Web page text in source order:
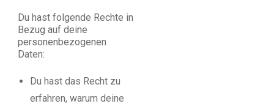
Du hast folgende Rechte in
Bezug auf deine
personenbezogenen
Daten:
Du hast das Recht zu
erfahren, warum deine